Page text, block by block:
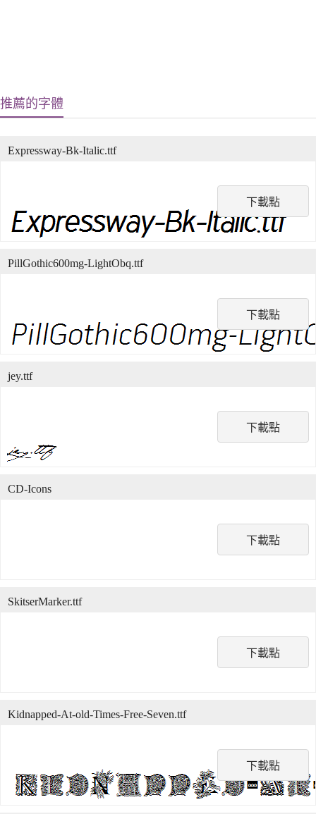
推薦的字體
下載點
Expressway-Bk-Italic.ttf
下載點
PillGothic600mg-LightObq.ttf
下載點
jey.ttf
下載點
CD-Icons
下載點
SkitserMarker.ttf
下載點
Kidnapped-At-old-Times-Free-Seven.ttf